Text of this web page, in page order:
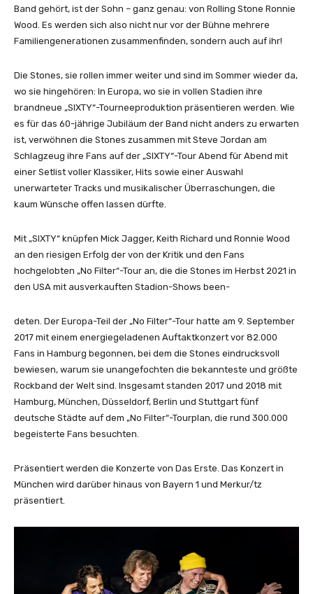
Band gehört, ist der Sohn – ganz genau: von Rolling Stone Ronnie
Wood. Es werden sich also nicht nur vor der Bühne mehrere
Familiengenerationen zusammenfinden, sondern auch auf ihr!
Die Stones, sie rollen immer weiter und sind im Sommer wieder da,
wo sie hingehören: In Europa, wo sie in vollen Stadien ihre
brandneue „SIXTY“-Tourneeproduktion präsentieren werden. Wie
es für das 60-jährige Jubiläum der Band nicht anders zu erwarten
ist, verwöhnen die Stones zusammen mit Steve Jordan am
Schlagzeug ihre Fans auf der „SIXTY“-Tour Abend für Abend mit
einer Setlist voller Klassiker, Hits sowie einer Auswahl
unerwarteter Tracks und musikalischer Überraschungen, die
kaum Wünsche offen lassen dürfte.
Mit „SIXTY“ knüpfen Mick Jagger, Keith Richard und Ronnie Wood
an den riesigen Erfolg der von der Kritik und den Fans
hochgelobten „No Filter“-Tour an, die die Stones im Herbst 2021 in
den USA mit ausverkauften Stadion-Shows been-
deten. Der Europa-Teil der „No Filter“-Tour hatte am 9. September
2017 mit einem energiegeladenen Auftaktkonzert vor 82.000
Fans in Hamburg begonnen, bei dem die Stones eindrucksvoll
bewiesen, warum sie unangefochten die bekannteste und größte
Rockband der Welt sind. Insgesamt standen 2017 und 2018 mit
Hamburg, München, Düsseldorf, Berlin und Stuttgart fünf
deutsche Städte auf dem „No Filter“-Tourplan, die rund 300.000
begeisterte Fans besuchten.
Präsentiert werden die Konzerte von Das Erste. Das Konzert in
München wird darüber hinaus von Bayern 1 und Merkur/tz
präsentiert.